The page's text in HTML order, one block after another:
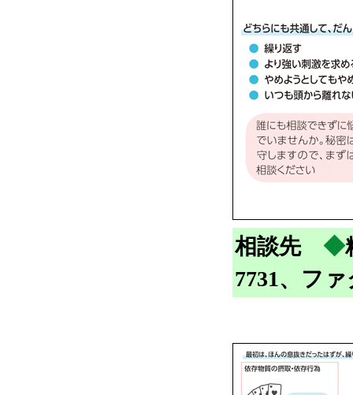
相談先 ◆
7731、ファ